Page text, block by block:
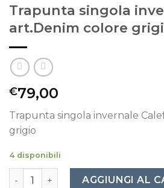
Trapunta singola
art.Denim colore
€79,00
Trapunta singola invernale
grigio
4 disponibili
Trapunta singola invernale
AGGIUNGI AL